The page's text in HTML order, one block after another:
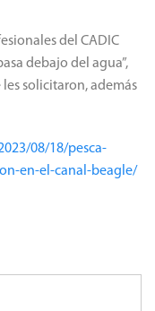
del CADIC
debajo del agua”,
solicitaron, además
08/18/pesca-
en-el-canal-beagle/